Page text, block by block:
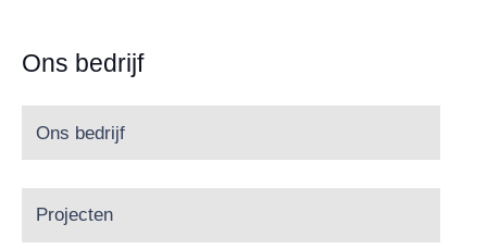
Ons bedrijf
Ons bedrijf
Projecten